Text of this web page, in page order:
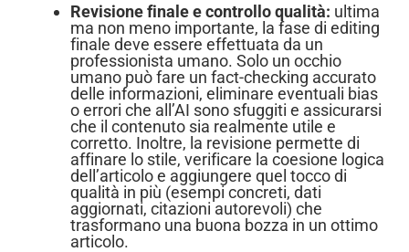
Revisione finale e controllo qualità: ultima
ma non meno importante, la fase di editing
finale deve essere effettuata da un
professionista umano. Solo un occhio
umano può fare un fact-checking accurato
delle informazioni, eliminare eventuali bias
o errori che all’AI sono sfuggiti e assicurarsi
che il contenuto sia realmente utile e
corretto. Inoltre, la revisione permette di
affinare lo stile, verificare la coesione logica
dell’articolo e aggiungere quel tocco di
qualità in più (esempi concreti, dati
aggiornati, citazioni autorevoli) che
trasformano una buona bozza in un ottimo
articolo.